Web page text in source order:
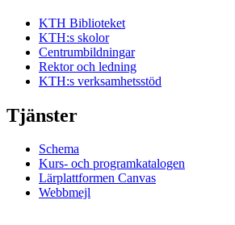
KTH Biblioteket
KTH:s skolor
Centrumbildningar
Rektor och ledning
KTH:s verksamhetsstöd
Tjänster
Schema
Kurs- och programkatalogen
Lärplattformen Canvas
Webbmejl